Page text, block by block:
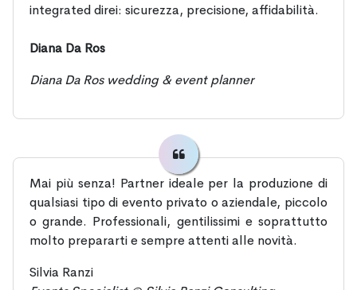
integrated direi: sicurezza, precisione, affidabilità.
Diana Da Ros
Diana Da Ros wedding & event planner
Mai più senza! Partner ideale per la produzione di
qualsiasi tipo di evento privato o aziendale, piccolo
o grande. Professionali, gentilissimi e soprattutto
molto prepararti e sempre attenti alle novità.
Silvia Ranzi